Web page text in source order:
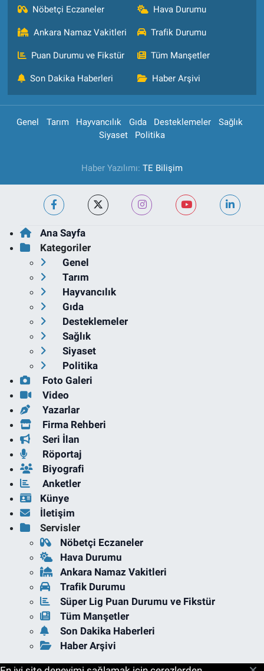
Nöbetçi Eczaneler Hava Durumu
Ankara Namaz Vakitleri Trafik Durumu
Puan Durumu ve Fikstür Tüm Manşetler
Son Dakika Haberleri Haber Arşivi
Genel Tarım Hayvancılık Gıda Desteklemeler
Sağlık
Siyaset
Politika
Haber Yazılımı: TE Bilişim
Ana Sayfa
Kategoriler
Genel
Tarım
Hayvancılık
Gıda
Desteklemeler
Sağlık
Siyaset
Politika
Foto Galeri
Video
Yazarlar
Firma Rehberi
Seri İlan
Röportaj
Biyografi
Anketler
Künye
İletişim
Servisler
Nöbetçi Eczaneler
Hava Durumu
Ankara Namaz Vakitleri
Trafik Durumu
Süper Lig Puan Durumu ve Fikstür
Tüm Manşetler
Son Dakika Haberleri
Haber Arşivi